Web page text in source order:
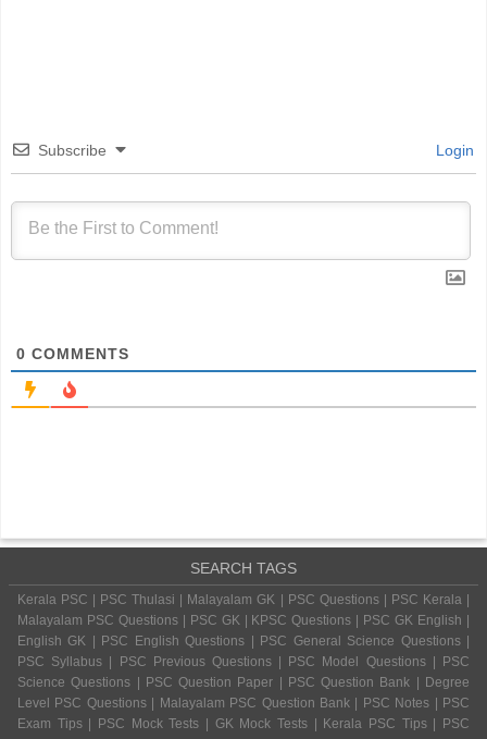
Subscribe Login
0 COMMENTS
SEARCH TAGS
Kerala PSC | PSC Thulasi | Malayalam GK | PSC Questions | PSC Kerala |
Malayalam PSC Questions | PSC GK | KPSC Questions | PSC GK English |
English GK | PSC English Questions | PSC General Science Questions |
PSC Syllabus | PSC Previous Questions | PSC Model Questions | PSC
Science Questions | PSC Question Paper | PSC Question Bank | Degree
Level PSC Questions | Malayalam PSC Question Bank | PSC Notes | PSC
Exam Tips | PSC Mock Tests | GK Mock Tests | Kerala PSC Tips | PSC